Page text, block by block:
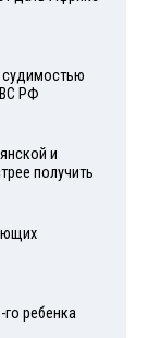
судимостью
РФ
и
получить
ребенка